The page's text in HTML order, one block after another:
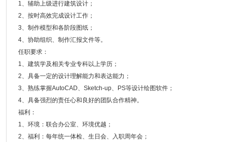
1、辅助上级进行建筑设计；
2、按时高效完成设计工作；
3、制作模型和各阶段图纸；
4、协助组织、制作汇报文件等。
任职要求：
1、建筑学及相关专业专科以上学历；
2、具备一定的设计理解能力和表达能力；
3、熟练掌握AutoCAD、Sketch-up、PS等设计绘图软件；
4、具备强烈的责任心和良好的团队合作精神。
福利：
1、环境：联合办公室、环境优越；
2、福利：每年统一体检、生日会、入职周年会；